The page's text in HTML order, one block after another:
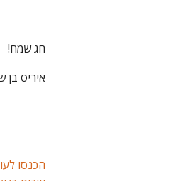
חג שמח!
איריס בן
הכנסו